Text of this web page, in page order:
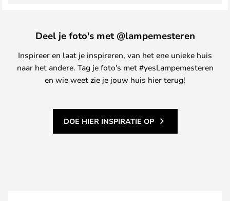
Deel je foto's met @lampemesteren
Inspireer en laat je inspireren, van het ene unieke huis
naar het andere. Tag je foto's met #yesLampemesteren
en wie weet zie je jouw huis hier terug!
DOE HIER INSPIRATIE OP